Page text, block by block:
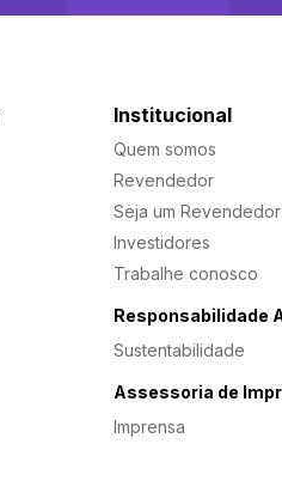
Institucional
Quem somos
Revendedor
Seja um Revendedor
Investidores
Trabalhe conosco
Responsabilidade
Sustentabilidade
Assessoria de
Imprensa